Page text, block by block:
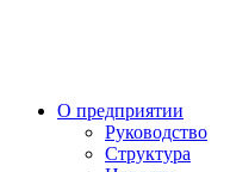
О предприятии
Руководство
Структура